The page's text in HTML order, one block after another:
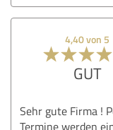
4,40 von 5
GUT
Sehr gute Firma !
Termine werden